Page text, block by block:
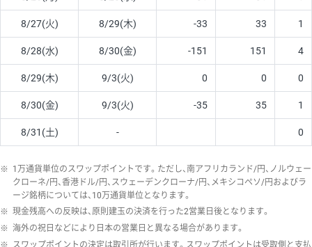
8/27(火) 8/29(木) -33 33 1
8/28(水) 8/30(金) -151 151 4
8/29(木) 9/3(火) 0 0 0
8/30(金) 9/3(火) -35 35 1
8/31(土) - 0
※ 1万通貨単位のスワップポイントです。ただし、南アフリカランド/円、ノルウェー
クローネ/円、香港ドル/円、スウェーデンクローナ/円、メキシコペソ/円およびラ
ージ銘柄については、10万通貨単位となります。
※ 現金残高への反映は、原則建玉の決済を行った2営業日後となります。
※ 海外の祝日などにより日本の営業日と異なる場合があります。
※ スワップポイントの決定は取引所が行います。スワップポイントは受取側と支払